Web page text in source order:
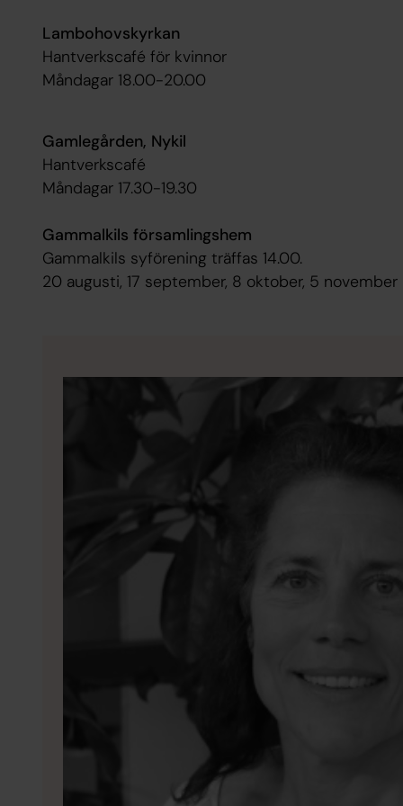
Lambohovskyrkan
Hantverkscafé för kvinnor
Måndagar 18.00-20.00
Gamlegården, Nykil
Hantverkscafé
Måndagar 17.30-19.30
Gammalkils församlingshem
Gammalkils syförening träffas 14.00.
20 augusti, 17 september, 8 oktober, 5 november